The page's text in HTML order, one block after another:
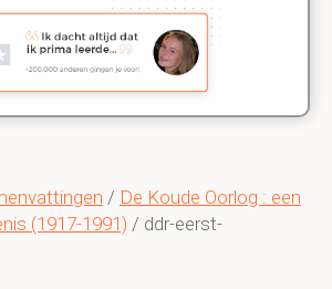
/ De Koude Oorlog : een
(1917-1991) / ddr-eerst-